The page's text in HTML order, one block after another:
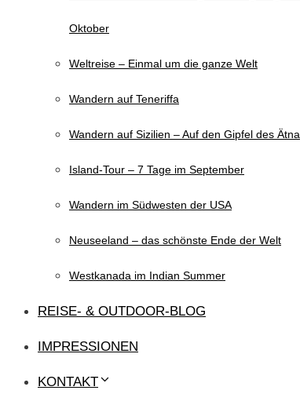
Oktober
Weltreise – Einmal um die ganze Welt
Wandern auf Teneriffa
Wandern auf Sizilien – Auf den Gipfel des Ätna
Island-Tour – 7 Tage im September
Wandern im Südwesten der USA
Neuseeland – das schönste Ende der Welt
Westkanada im Indian Summer
REISE- & OUTDOOR-BLOG
IMPRESSIONEN
KONTAKT